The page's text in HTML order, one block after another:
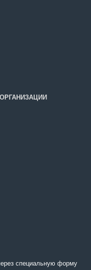
специальную форму